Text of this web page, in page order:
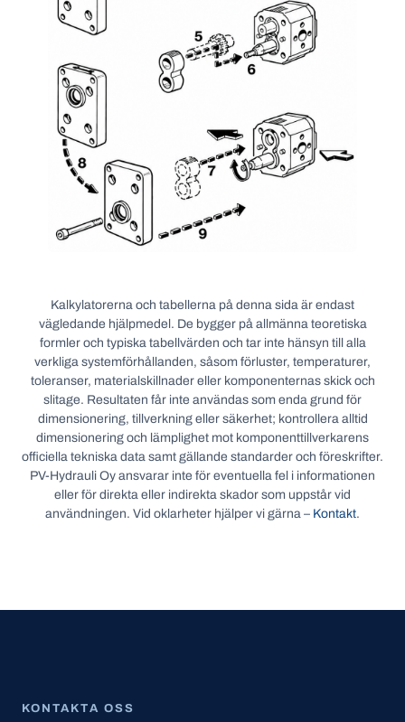
Kalkylatorerna och tabellerna på denna sida är endast
vägledande hjälpmedel. De bygger på allmänna teoretiska
formler och typiska tabellvärden och tar inte hänsyn till alla
verkliga systemförhållanden, såsom förluster, temperaturer,
toleranser, materialskillnader eller komponenternas skick och
slitage. Resultaten får inte användas som enda grund för
dimensionering, tillverkning eller säkerhet; kontrollera alltid
dimensionering och lämplighet mot komponenttillverkarens
officiella tekniska data samt gällande standarder och föreskrifter.
PV-Hydrauli Oy ansvarar inte för eventuella fel i informationen
eller för direkta eller indirekta skador som uppstår vid
användningen. Vid oklarheter hjälper vi gärna – Kontakt.
KONTAKTA OSS